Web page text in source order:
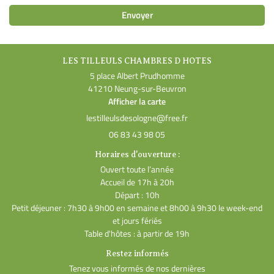
Envoyer
LES TILLEULS CHAMBRES D HOTES
5 place Albert Prudhomme
41210 Neung-sur-Beuvron
Afficher la carte
06 83 43 98 05
Horaires d'ouverture :
Ouvert toute l’année
Accueil de 17h à 20h
Départ : 10h
Petit déjeuner : 7h30 à 9h00 en semaine et 8h00 à 9h30 le week-end
et jours fériés
Table d'hôtes : à partir de 19h
Restez informés
Tenez vous informés de nos dernières